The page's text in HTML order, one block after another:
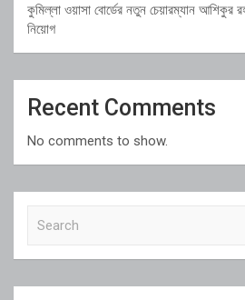
কুমিল্লা ওয়াসা বোর্ডের নতুন চেয়ারম্যান আশিকুর
নিয়োগ
Recent Comments
No comments to show.
c